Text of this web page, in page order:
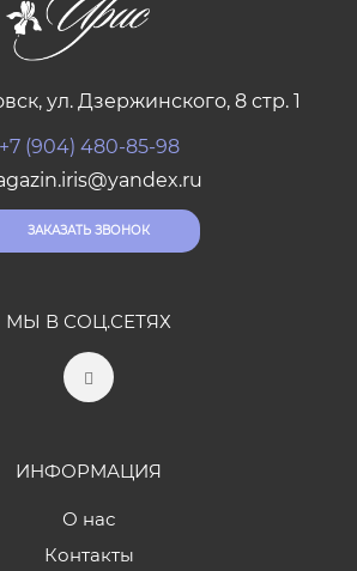
ул. Дзержинского, 8 стр. 1
+7 (904) 480-85-98
ЗАКАЗАТЬ ЗВОНОК
МЫ В СОЦ.СЕТЯХ
ИНФОРМАЦИЯ
О нас
Контакты